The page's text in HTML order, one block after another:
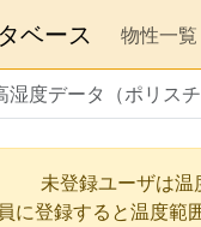
ベース 物性一覧
湿度データ（ポリス
未登録ユーザは
に登録すると温度範